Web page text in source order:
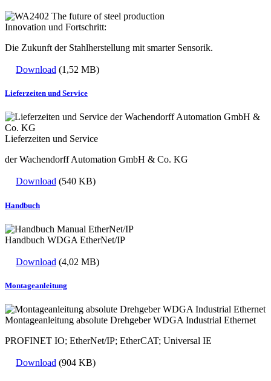
Innovation und Fortschritt:
Die Zukunft der Stahlherstellung mit smarter Sensorik.
Download (1,52 MB)
Lieferzeiten und Service
Lieferzeiten und Service
der Wachendorff Automation GmbH & Co. KG
Download (540 KB)
Handbuch
Handbuch WDGA EtherNet/IP
Download (4,02 MB)
Montageanleitung
Montageanleitung absolute Drehgeber WDGA Industrial Ethernet
PROFINET IO; EtherNet/IP; EtherCAT; Universal IE
Download (904 KB)